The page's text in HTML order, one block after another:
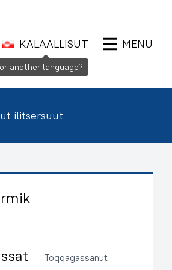
KALAALLISUT MENU
ilitsersuut
Toqqagassanut
another language?